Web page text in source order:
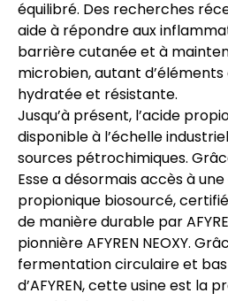
équilibré. Des recherches
aide à répondre aux
barrière cutanée et à
microbien, autant
hydratée et résistante.
Jusqu’à présent, l’acide
disponible à l’échelle
sources pétrochimiques.
Esse a désormais accès à
propionique biosourcé,
de manière durable par
pionnièreAFYREN NEOXY.
fermentation circulaire et
d’AFYREN, cette usine est la